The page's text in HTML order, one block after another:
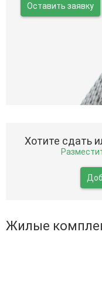
Оставить заявку
Хотите сдать
Жилые